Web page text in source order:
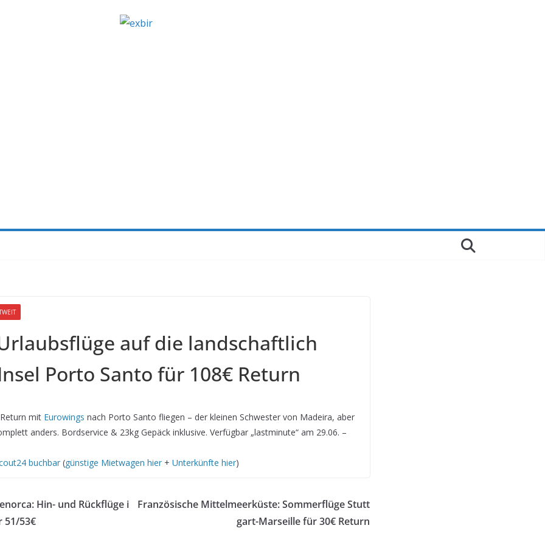
auf die landschaftlich
Porto Santo für 108€ Return
mit Eurowings nach Porto Santo fliegen – der kleinen Schwester von Madeira, aber
anders. Bordservice & 23kg Gepäck inklusive. Verfügbar „lastminute“ am 29.06. –
buchbar (günstige Mietwagen hier + Unterkünfte hier)
Hin- und Rückflüge i
51/53€
Französische Mittelmeerküste: Sommerflüge Stutt
gart-Marseille für 30€ Return